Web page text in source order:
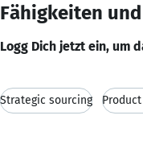
Fähigkeiten
Logg Dich jetzt ein, um
Strategic sourcing